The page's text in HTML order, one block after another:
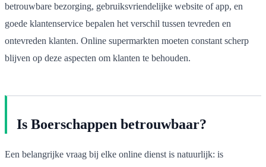
betrouwbare bezorging, gebruiksvriendelijke website of app, en
goede klantenservice bepalen het verschil tussen tevreden en
ontevreden klanten. Online supermarkten moeten constant scherp
blijven op deze aspecten om klanten te behouden.
Is Boerschappen betrouwbaar?
Een belangrijke vraag bij elke online dienst is natuurlijk: is